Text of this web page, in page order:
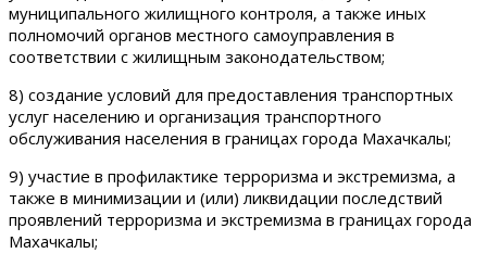
муниципального жилищного контроля, а также иных
полномочий органов местного самоуправления в
соответствии с жилищным законодательством;
8) создание условий для предоставления транспортных
услуг населению и организация транспортного
обслуживания населения в границах города Махачкалы;
9) участие в профилактике терроризма и экстремизма, а
также в минимизации и (или) ликвидации последствий
проявлений терроризма и экстремизма в границах города
Махачкалы;